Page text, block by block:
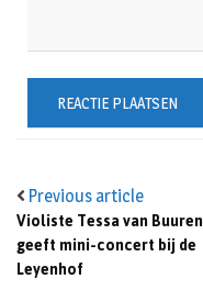
Previous article
Violiste Tessa van Buuren
geeft mini-concert bij de
Leyenhof